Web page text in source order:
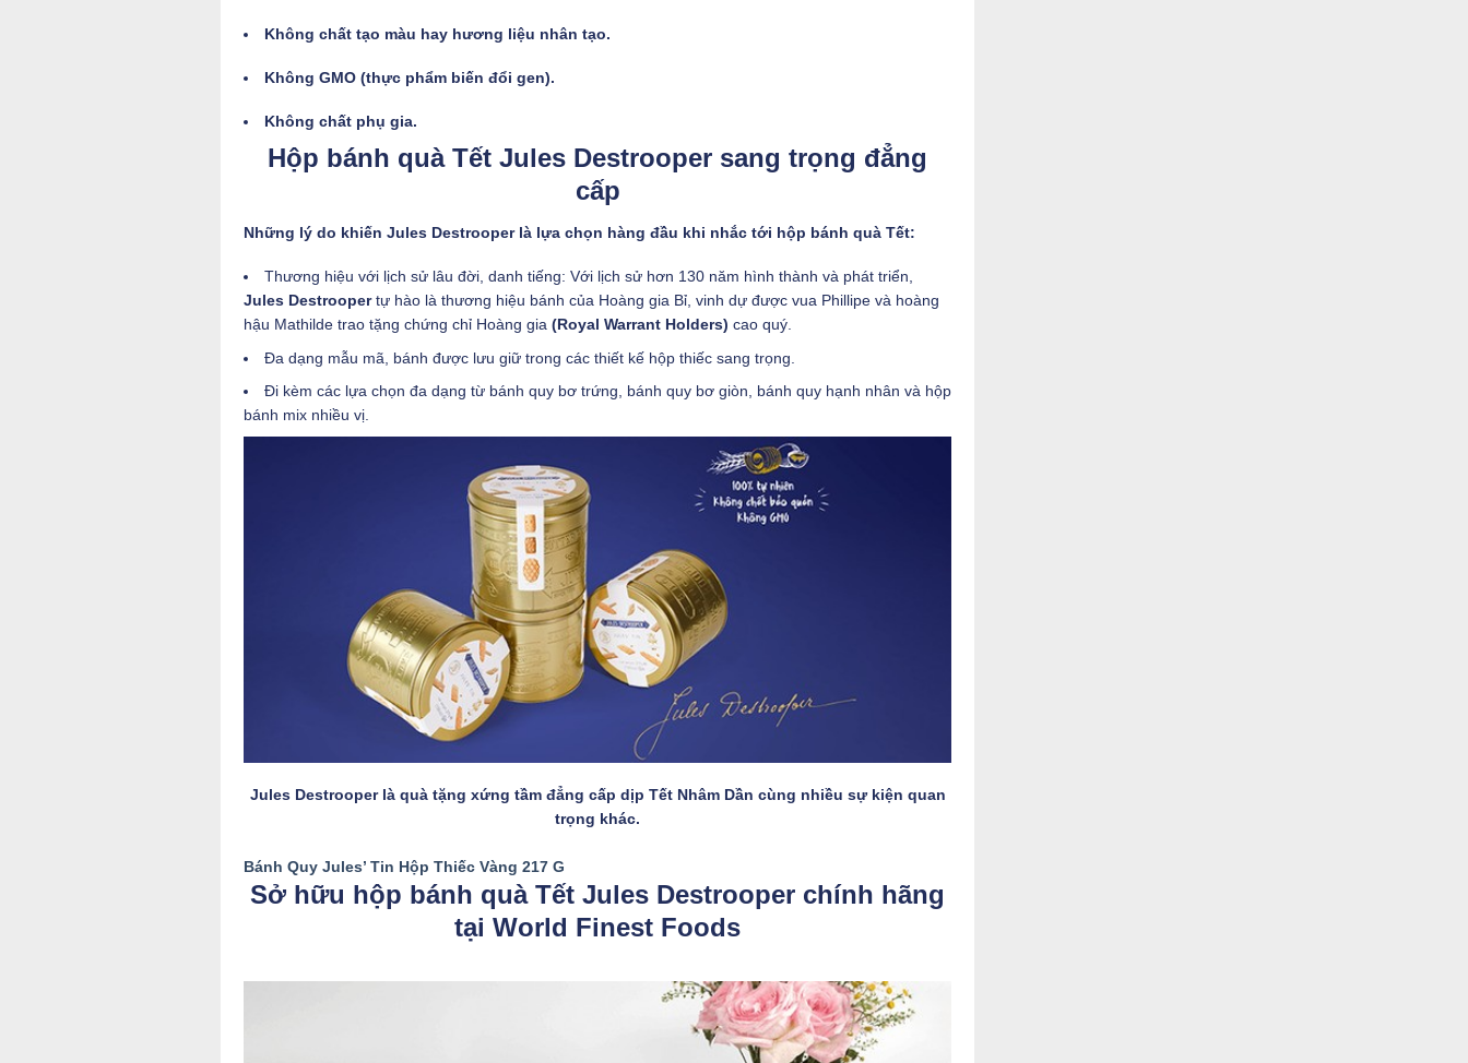
Không chất tạo màu hay hương liệu nhân tạo.
Không GMO (thực phẩm biến đổi gen).
Không chất phụ gia.
Hộp bánh quà Tết Jules Destrooper sang trọng đẳng
cấp
Những lý do khiến Jules Destrooper là lựa chọn hàng đầu khi nhắc tới hộp bánh quà Tết:
Thương hiệu với lịch sử lâu đời, danh tiếng: Với lịch sử hơn 130 năm hình thành và phát triển,
Jules Destroopertự hào là thương hiệu bánh của Hoàng gia Bỉ, vinh dự được vua Phillipe và hoàng
hậu Mathilde trao tặng chứng chỉ Hoàng gia (Royal Warrant Holders) cao quý.
Đa dạng mẫu mã, bánh được lưu giữ trong các thiết kế hộp thiếc sang trọng.
Đi kèm các lựa chọn đa dạng từ bánh quy bơ trứng, bánh quy bơ giòn, bánh quy hạnh nhân và hộp
bánh mix nhiều vị.
Jules Destrooper là quà tặng xứng tầm đẳng cấp dịp Tết Nhâm Dần cùng nhiều sự kiện quan
trọng khác.
Bánh Quy Jules’ Tin Hộp Thiếc Vàng 217 G
Sở hữu hộp bánh quà Tết Jules Destrooper chính hãng
tại World Finest Foods